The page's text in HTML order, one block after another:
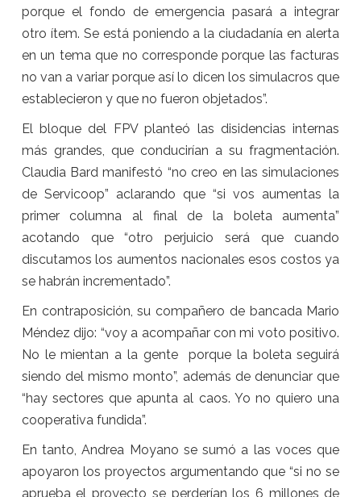
porque el fondo de emergencia pasará a integrar
otro ítem. Se está poniendo a la ciudadanía en alerta
en un tema que no corresponde porque las facturas
no van a variar porque así lo dicen los simulacros que
establecieron y que no fueron objetados”.
El bloque del FPV planteó las disidencias internas
más grandes, que conducirían a su fragmentación.
Claudia Bard manifestó “no creo en las simulaciones
de Servicoop” aclarando que “si vos aumentas la
primer columna al final de la boleta aumenta”
acotando que “otro perjuicio será que cuando
discutamos los aumentos nacionales esos costos ya
se habrán incrementado”.
En contraposición, su compañero de bancada Mario
Méndez dijo: “voy a acompañar con mi voto positivo.
No le mientan a la gente porque la boleta seguirá
siendo del mismo monto”, además de denunciar que
“hay sectores que apunta al caos. Yo no quiero una
cooperativa fundida”.
En tanto, Andrea Moyano se sumó a las voces que
apoyaron los proyectos argumentando que “si no se
aprueba el proyecto se perderían los 6 millones de